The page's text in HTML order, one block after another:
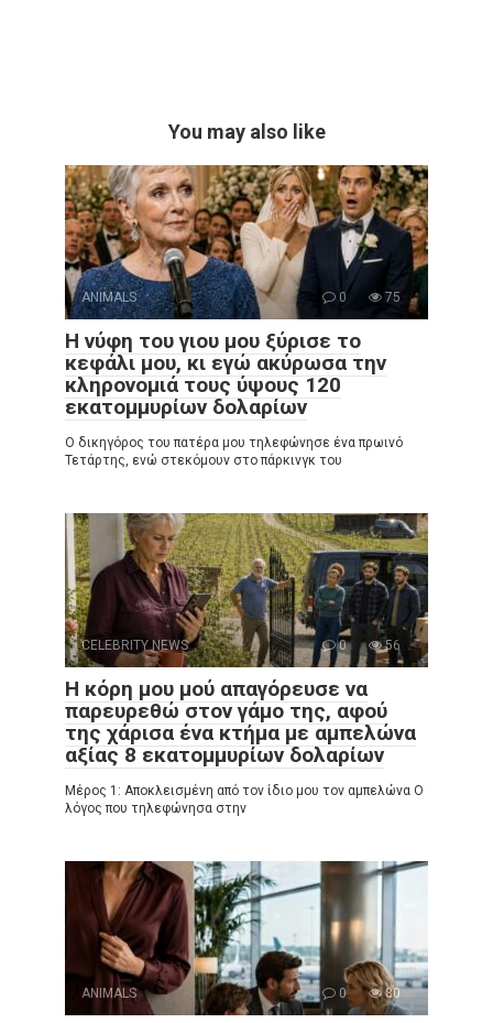
You may also like
ANIMALS 0 75
Η νύφη του γιου μου ξύρισε το
κεφάλι μου, κι εγώ ακύρωσα την
κληρονομιά τους ύψους 120
εκατομμυρίων δολαρίων
Ο δικηγόρος του πατέρα μου τηλεφώνησε ένα πρωινό
Τετάρτης, ενώ στεκόμουν στο πάρκινγκ του
CELEBRITY NEWS 0 56
Η κόρη μου μού απαγόρευσε να
παρευρεθώ στον γάμο της, αφού
της χάρισα ένα κτήμα με αμπελώνα
αξίας 8 εκατομμυρίων δολαρίων
Μέρος 1: Αποκλεισμένη από τον ίδιο μου τον αμπελώνα Ο
λόγος που τηλεφώνησα στην
ANIMALS 0 80